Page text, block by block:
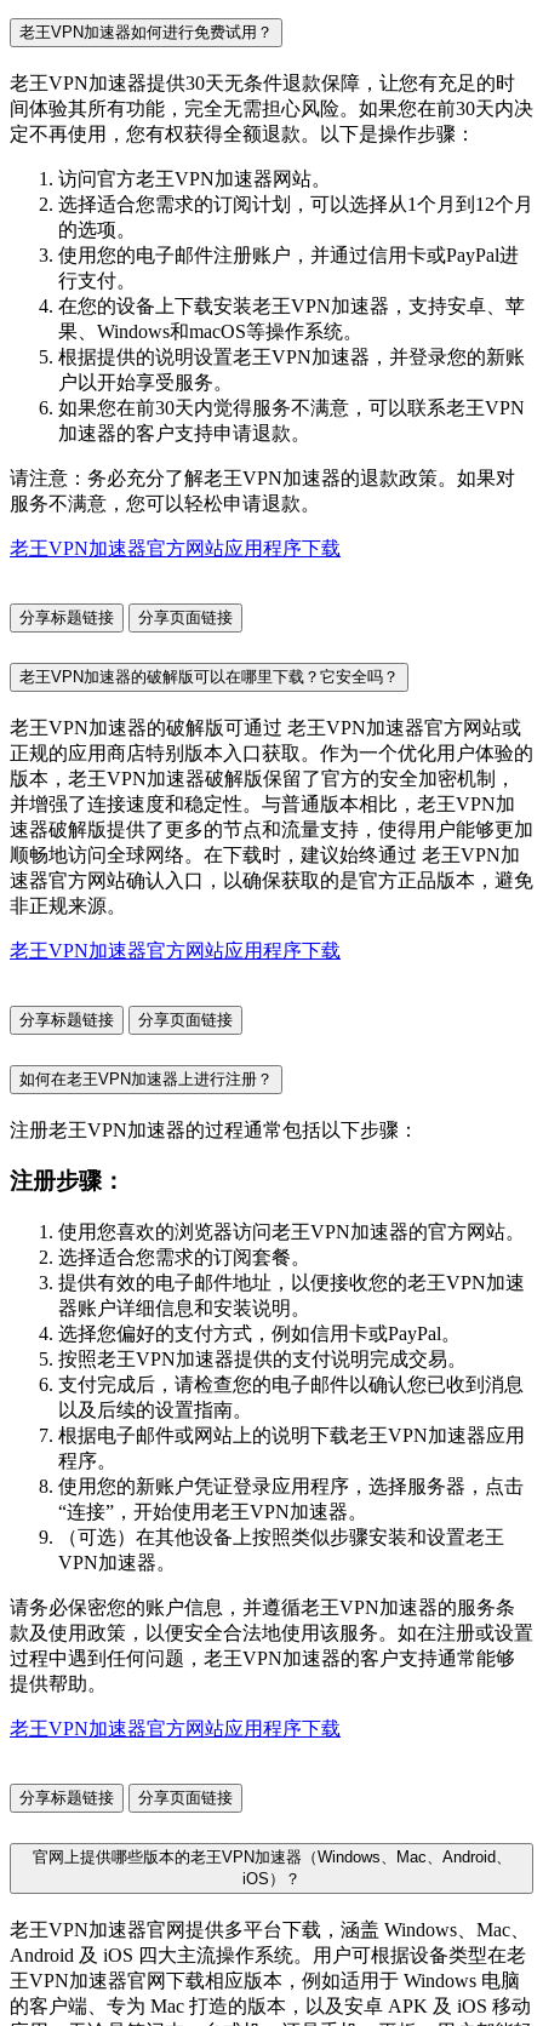
老王VPN加速器如何进行免费试用？
老王VPN加速器提供30天无条件退款保障，让您有充足的时
间体验其所有功能，完全无需担心风险。如果您在前30天内决
定不再使用，您有权获得全额退款。以下是操作步骤：
访问官方老王VPN加速器网站。
选择适合您需求的订阅计划，可以选择从1个月到12个月
的选项。
使用您的电子邮件注册账户，并通过信用卡或PayPal进
行支付。
在您的设备上下载安装老王VPN加速器，支持安卓、苹
果、Windows和macOS等操作系统。
根据提供的说明设置老王VPN加速器，并登录您的新账
户以开始享受服务。
如果您在前30天内觉得服务不满意，可以联系老王VPN
加速器的客户支持申请退款。
请注意：务必充分了解老王VPN加速器的退款政策。如果对
服务不满意，您可以轻松申请退款。
老王VPN加速器官方网站应用程序下载
分享标题链接 分享页面链接
老王VPN加速器的破解版可以在哪里下载？它安全吗？
老王VPN加速器的破解版可通过 老王VPN加速器官方网站或
正规的应用商店特别版本入口获取。作为一个优化用户体验的
版本，老王VPN加速器破解版保留了官方的安全加密机制，
并增强了连接速度和稳定性。与普通版本相比，老王VPN加
速器破解版提供了更多的节点和流量支持，使得用户能够更加
顺畅地访问全球网络。在下载时，建议始终通过 老王VPN加
速器官方网站确认入口，以确保获取的是官方正品版本，避免
非正规来源。
老王VPN加速器官方网站应用程序下载
分享标题链接 分享页面链接
如何在老王VPN加速器上进行注册？
注册老王VPN加速器的过程通常包括以下步骤：
注册步骤：
使用您喜欢的浏览器访问老王VPN加速器的官方网站。
选择适合您需求的订阅套餐。
提供有效的电子邮件地址，以便接收您的老王VPN加速
器账户详细信息和安装说明。
选择您偏好的支付方式，例如信用卡或PayPal。
按照老王VPN加速器提供的支付说明完成交易。
支付完成后，请检查您的电子邮件以确认您已收到消息
以及后续的设置指南。
根据电子邮件或网站上的说明下载老王VPN加速器应用
程序。
使用您的新账户凭证登录应用程序，选择服务器，点击
“连接”，开始使用老王VPN加速器。
（可选）在其他设备上按照类似步骤安装和设置老王
VPN加速器。
请务必保密您的账户信息，并遵循老王VPN加速器的服务条
款及使用政策，以便安全合法地使用该服务。如在注册或设置
过程中遇到任何问题，老王VPN加速器的客户支持通常能够
提供帮助。
老王VPN加速器官方网站应用程序下载
分享标题链接 分享页面链接
官网上提供哪些版本的老王VPN加速器（Windows、Mac、Android、
iOS）？
老王VPN加速器官网提供多平台下载，涵盖 Windows、Mac、
Android 及 iOS 四大主流操作系统。用户可根据设备类型在老
王VPN加速器官网下载相应版本，例如适用于 Windows 电脑
的客户端、专为 Mac 打造的版本，以及安卓 APK 及 iOS 移动